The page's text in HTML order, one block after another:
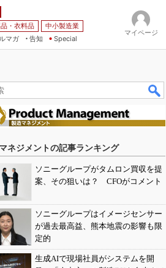
・衣料品
中小製造業
マガ
告知 Special
マイページ
ネジメントの記事ランキング
ソニーグループがタムロン買収を提
案、その狙いは？ CFOがコメント
ソニーグループはイメージセンサー
が過去最高益、熊本地震の影響も限
定的
生成AIで現場社員がシステムを開